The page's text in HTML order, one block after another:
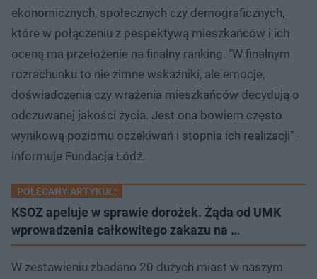
ekonomicznych, społecznych czy demograficznych,
które w połączeniu z pespektywą mieszkańców i ich
oceną ma przełożenie na finalny ranking. "W finalnym
rozrachunku to nie zimne wskaźniki, ale emocje,
doświadczenia czy wrażenia mieszkańców decydują o
odczuwanej jakości życia. Jest ona bowiem często
wynikową poziomu oczekiwań i stopnia ich realizacji" -
informuje Fundacja Łódź.
POLECANY ARTYKUŁ:
KSOZ apeluje w sprawie dorożek. Żąda od UMK
wprowadzenia całkowitego zakazu na …
W zestawieniu zbadano 20 dużych miast w naszym